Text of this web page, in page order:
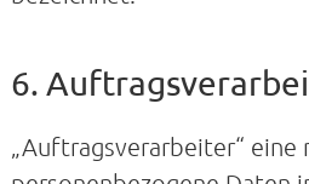
6.
„Auftragsverarbeiter“ eine